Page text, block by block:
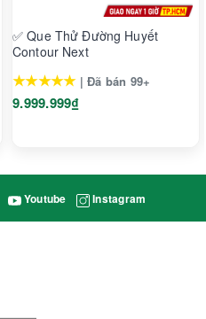
✅ Que Thử Đường Huyết
Contour Next
★★★★★ | Đã bán 99+
9.999.999₫
Youtube Instagram